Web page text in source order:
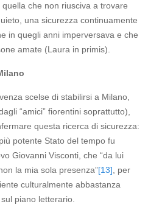
che non riusciva a trovare
una sicurezza continuamente
in quegli anni imperversava e che
amate (Laura in primis).
scelse di stabilirsi a Milano,
“amici” fiorentini soprattutto),
questa ricerca di sicurezza:
potente Stato del tempo fu
Giovanni Visconti, che “da lui
la mia sola presenza”[13] , per
culturalmente abbastanza
piano letterario.